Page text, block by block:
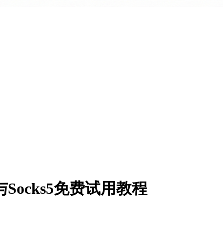
免费试用教程